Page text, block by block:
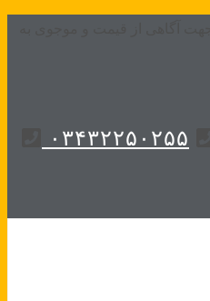
۰۳۴۳۲۲۵۰۲۵۵